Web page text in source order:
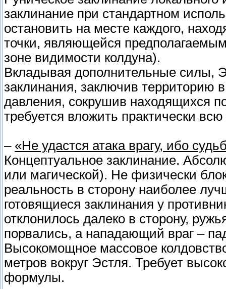
заклинание при стандартном
остановить на месте каждого,
точки, являющейся
зоне видимости колдуна).
Вкладывая дополнительные силы,
заклинания, заключив территорию
давления, сокрушив находящихся
требуется вложить практически
– «Не удастся атака врагу, ибо
Концептуальное заклинание.
или магической). Не физически
реальность в сторону наиболее
готовящиеся заклинания у
отклонилось далеко в сторону,
порвались, а нападающий враг –
Высокомощное массовое
метров вокруг Эстля. Требует
формулы.